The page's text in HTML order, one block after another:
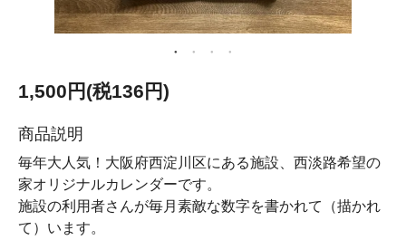
1,500円(税136円)
商品説明
毎年大人気！大阪府西淀川区にある施設、西淡路希望の
家オリジナルカレンダーです。
施設の利用者さんが毎月素敵な数字を書かれて（描かれ
て）います。